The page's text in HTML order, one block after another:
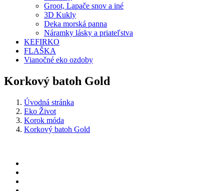
Groot, Lapače snov a iné
3D Kukly
Deka morská panna
Náramky lásky a priateľstva
KEFIRKO
FLAŠKA
Vianočné eko ozdoby
Korkový batoh Gold
Úvodná stránka
Eko Život
Korok móda
Korkový batoh Gold